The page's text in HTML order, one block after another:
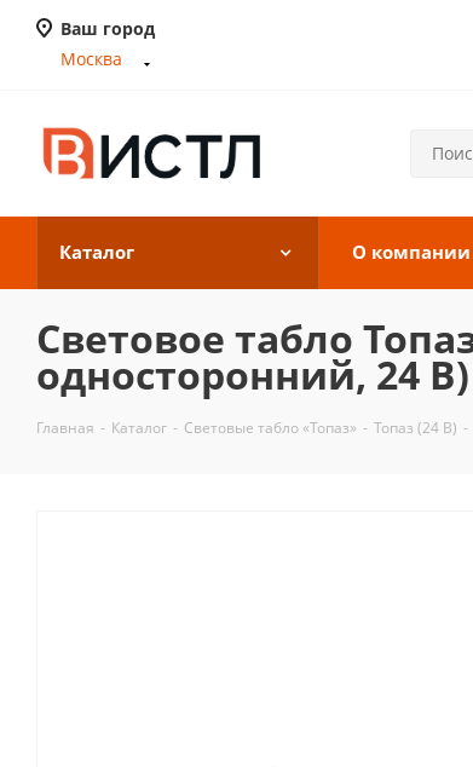
Ваш город
Москва
Каталог О компании
Световое табло
односторонний, 24
Главная - Каталог - Световые табло «Топаз» - Топаз (24 В) -